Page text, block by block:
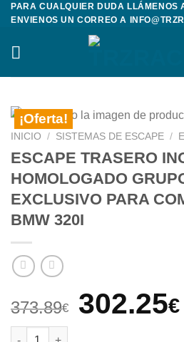
Saltar
contenido
PARA CUALQUIER DUDA LLÁMENOS
ENVIENOS UN CORREO A
¡Oferta!
INICIO / SISTEMAS DE ESCAPE /
ESCAPE TRASERO
HOMOLOGADO
EXCLUSIVO PARA
BMW 320I
373.89€
El
302.25€
ESCAPE TRASERO INOXIDABLE